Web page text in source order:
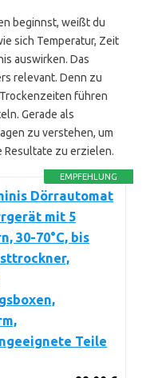
beginnst, weißt du
sich Temperatur, Zeit
auswirken. Das
relevant. Denn zu
führen
Gerade als
zu verstehen, um
Resultate zu erzielen.
EMPFEHLUNG
Dörrautomat
mit 5
30-70°C, bis
Teile